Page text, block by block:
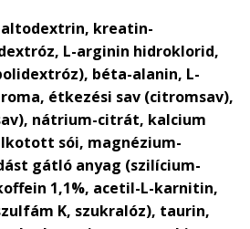
kreatin-
L-arginin hidroklorid,
béta-alanin, L-
étkezési sav (citromsav),
nátrium-citrát, kalcium
sói, magnézium-
gátló anyag (szilícium-
1,1%, acetil-L-karnitin,
K, szukralóz), taurin,